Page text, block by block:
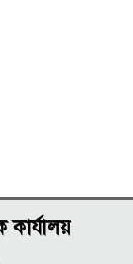
কার্যালয়